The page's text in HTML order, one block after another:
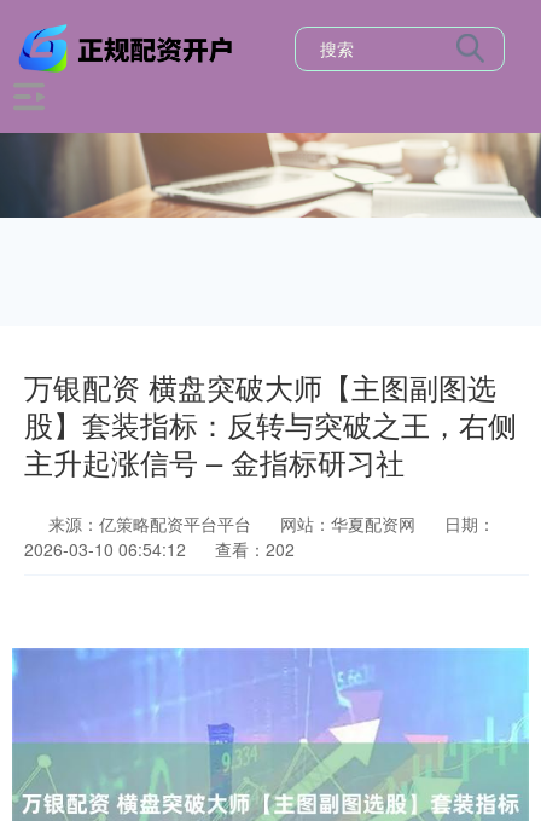
万银配资 横盘突破大师【主图副图选
股】套装指标：反转与突破之王，右侧
主升起涨信号 – 金指标研习社
来源：亿策略配资平台平台 网站：华夏配资网
日期：
2026-03-10 06:54:12
查看：202